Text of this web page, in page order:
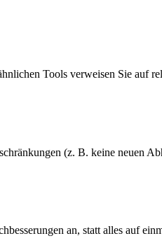
Tools verweisen Sie
(z. B. keine neuen
an, statt alles auf